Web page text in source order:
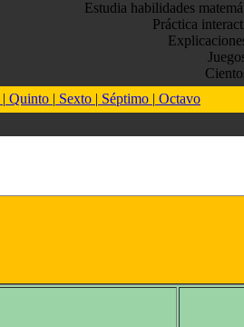
Estudia habilidades
Práctica
| Quinto | Sexto | Séptimo | Octavo